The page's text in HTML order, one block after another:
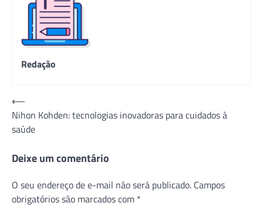
Redação
Navegação
de
Post
⟵
Nihon Kohden: tecnologias inovadoras para cuidados à
saúde
Deixe um comentário
O seu endereço de e-mail não será publicado. Campos
obrigatórios são marcados com *